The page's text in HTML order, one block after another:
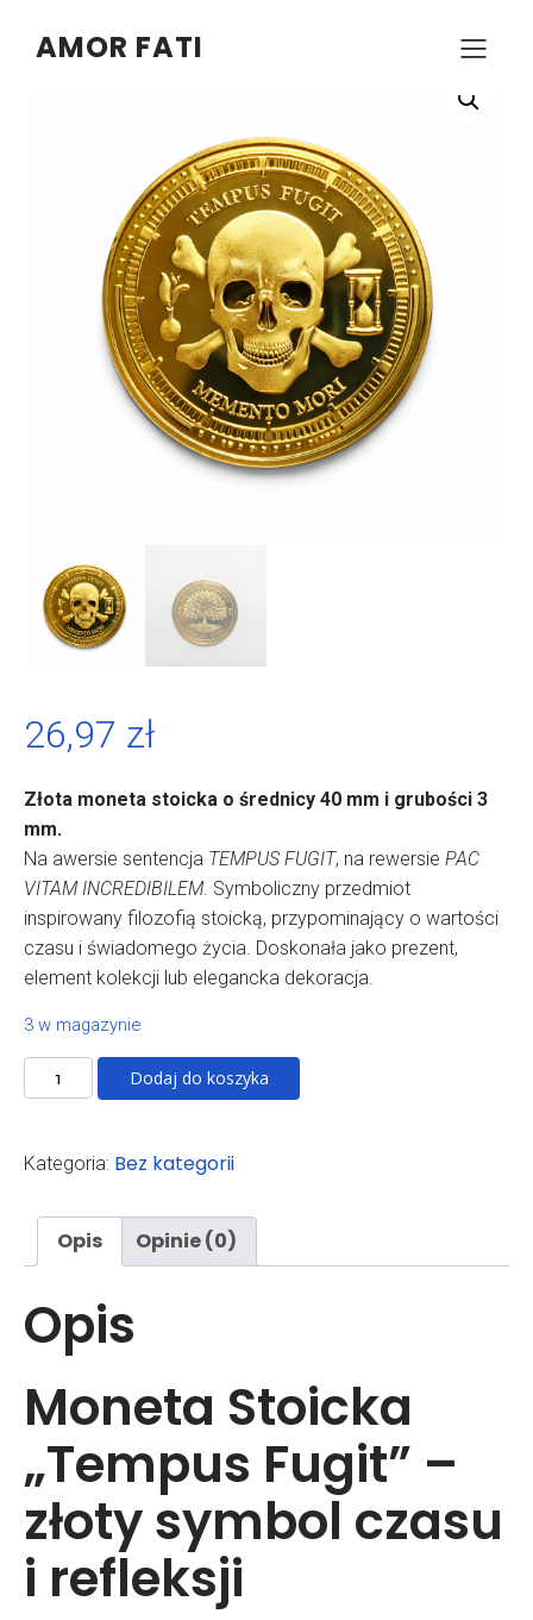
AMOR FATI
26,97 zł
Złota moneta stoicka o średnicy 40 mm i grubości 3
mm.
Na awersie sentencja TEMPUS FUGIT, na rewersie PAC
VITAM INCREDIBILEM. Symboliczny przedmiot
inspirowany filozofią stoicką, przypominający o wartości
czasu i świadomego życia. Doskonała jako prezent,
element kolekcji lub elegancka dekoracja.
3 w magazynie
ilość
moneta
TEMPUS
Dodaj do koszyka
Kategoria: Bez kategorii
Opis Opinie (0)
Opis
Moneta Stoicka
„Tempus Fugit” –
złoty symbol czasu
i refleksji